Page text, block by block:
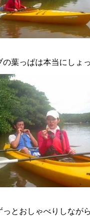
の葉っぱは本当にしょ
っとおしゃべりしなが